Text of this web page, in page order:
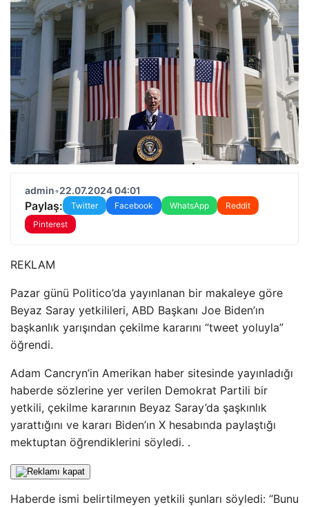
admin•22.07.2024 04:01
Paylaş: Twitter Facebook WhatsApp
Reddit
Pinterest
REKLAM
Pazar günü Politico’da yayınlanan bir makaleye göre
Beyaz Saray yetkilileri, ABD Başkanı Joe Biden’ın
başkanlık yarışından çekilme kararını “tweet yoluyla”
öğrendi.
Adam Cancryn’in Amerikan haber sitesinde yayınladığı
haberde sözlerine yer verilen Demokrat Partili bir
yetkili, çekilme kararının Beyaz Saray’da şaşkınlık
yarattığını ve kararı Biden’ın X hesabında paylaştığı
mektuptan öğrendiklerini söyledi. .
Haberde ismi belirtilmeyen yetkili şunları söyledi: “Bunu